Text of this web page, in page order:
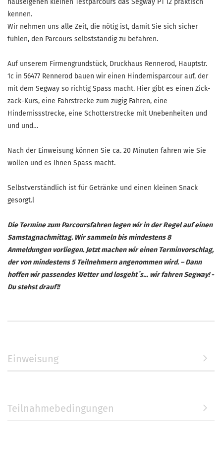
hauseigenen kleinen Testparcours das Segway PT I2 praktisch
kennen.
Wir nehmen uns alle Zeit, die nötig ist, damit Sie sich sicher
fühlen, den Parcours selbstständig zu befahren.
Auf unserem Firmengrundstück, Druckhaus Rennerod, Hauptstr.
1c in 56477 Rennerod bauen wir einen Hindernisparcour auf, der
mit dem Segway so richtig Spass macht. Hier gibt es einen Zick-
zack-Kurs, eine Fahrstrecke zum zügig Fahren, eine
Hindernissstrecke, eine Schotterstrecke mit Unebenheiten und
und und…
Nach der Einweisung können Sie ca. 20 Minuten fahren wie Sie
wollen und es Ihnen Spass macht.
Selbstverständlich ist für Getränke und einen kleinen Snack
gesorgt.l
Die Termine zum Parcoursfahren legen wir in der Regel auf einen
Samstagnachmittag. Wir sammeln bis mindestens 8
Anmeldungen vorliegen. Jetzt machen wir einen Terminvorschlag,
der von mindestens 5 Teilnehmern angenommen wird. – Dann
hoffen wir passendes Wetter und losgeht´s… wir fahren Segway! -
Du stehst drauf!!
Einweisung
Teilnahmebedingungen